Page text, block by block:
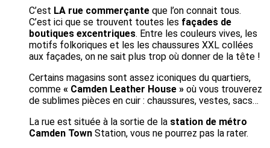
C’est LA rue commerçante que l’on connait tous.
C’est ici que se trouvent toutes les façades de
boutiques excentriques. Entre les couleurs vives, les
motifs folkoriques et les les chaussures XXL collées
aux façades, on ne sait plus trop où donner de la tête !
Certains magasins sont assez iconiques du quartiers,
comme « Camden Leather House » où vous trouverez
de sublimes pièces en cuir : chaussures, vestes, sacs…
La rue est située à la sortie de la station de métro
Camden Town Station, vous ne pourrez pas la rater.